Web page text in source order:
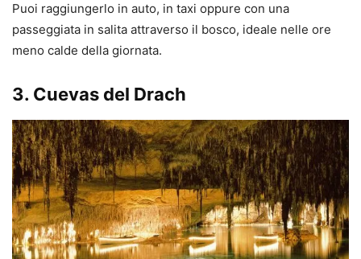
Puoi raggiungerlo in auto, in taxi oppure con una
passeggiata in salita attraverso il bosco, ideale nelle ore
meno calde della giornata.
3. Cuevas del Drach